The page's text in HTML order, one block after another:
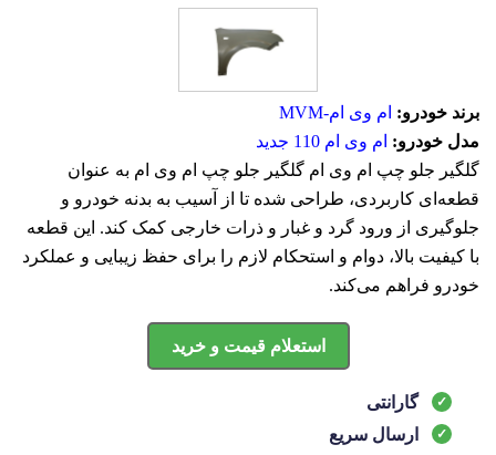
برند خودرو: ام وی ام-MVM
مدل خودرو: ام وی ام 110 جدید
گلگیر جلو چپ ام وی ام گلگیر جلو چپ ام وی ام به عنوان
قطعه‌ای کاربردی، طراحی شده تا از آسیب به بدنه خودرو و
جلوگیری از ورود گرد و غبار و ذرات خارجی کمک کند. این قطعه
با کیفیت بالا، دوام و استحکام لازم را برای حفظ زیبایی و عملکرد
خودرو فراهم می‌کند.
استعلام قیمت و خرید
گارانتی
ارسال سریع